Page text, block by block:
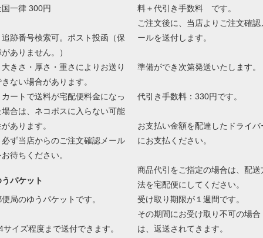
国一律 300円
追跡番号検索可。ポスト投函（保
ありません。）
大きさ・厚さ・重さによりお送り
ない場合があります。
カートで送料が宅配便料金になっ
場合は、ネコポスに入らない可能
あります。
ず当店からのご注文確認メール
待ちください。
パケット
局のゆうパケットです。
サイズ程度まで送付できます。
料＋代引き手数料 です。
ご注文後に、当店よりご注文確認
ールを送付します。
準備ができ次第発送いたします。
代引き手数料：330円です。
お支払い金額を配達したドライバ
にお支払ください。
商品代引をご指定の場合は、配送
法を宅配便にしてください。
受け取り期限が１週間です。
その期間にお受け取り不可の場合
は、返送されてきます。